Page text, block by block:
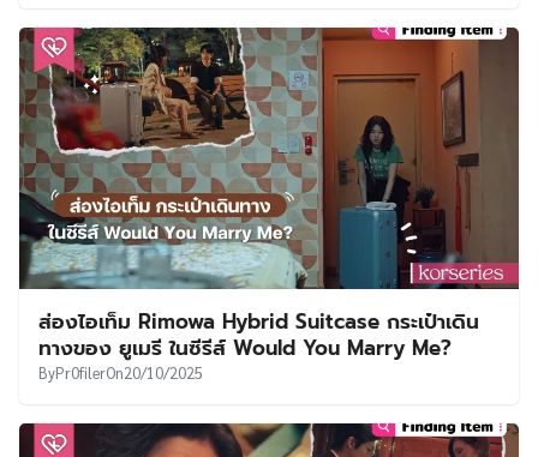
ส่องไอเท็ม Rimowa Hybrid Suitcase กระเป๋าเดิน
ทางของ ยูเมรี ในซีรีส์ Would You Marry Me?
ByPr0filerOn20/10/2025